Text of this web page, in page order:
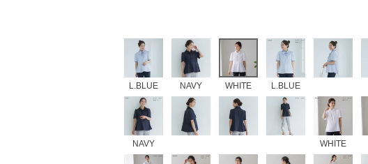
L.BLUE NAVY WHITE L.BLUE
NAVY WHITE